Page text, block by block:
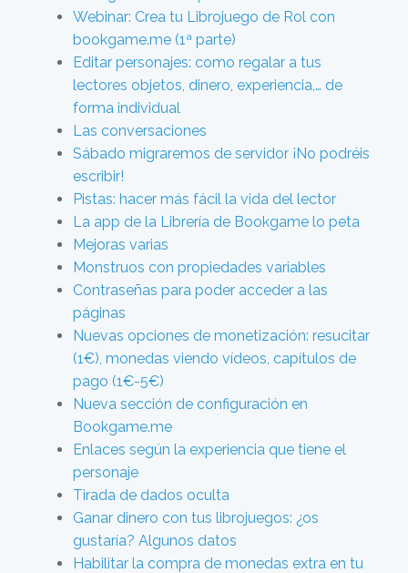
Webinar: Crea tu Librojuego de Rol con
bookgame.me (1ª parte)
Editar personajes: como regalar a tus
lectores objetos, dinero, experiencia,… de
forma individual
Las conversaciones
Sábado migraremos de servidor ¡No podréis
escribir!
Pistas: hacer más fácil la vida del lector
La app de la Librería de Bookgame lo peta
Mejoras varias
Monstruos con propiedades variables
Contraseñas para poder acceder a las
páginas
Nuevas opciones de monetización: resucitar
(1€), monedas viendo vídeos, capítulos de
pago (1€-5€)
Nueva sección de configuración en
Bookgame.me
Enlaces según la experiencia que tiene el
personaje
Tirada de dados oculta
Ganar dinero con tus librojuegos: ¿os
gustaría? Algunos datos
Habilitar la compra de monedas extra en tu